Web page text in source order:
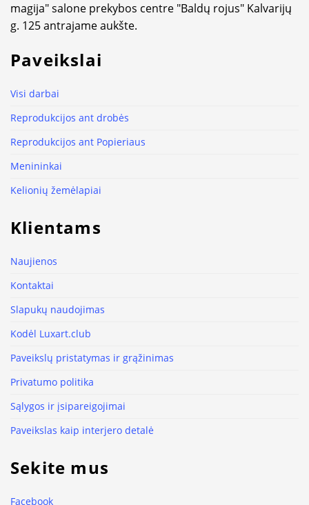
magija" salone prekybos centre "Baldų rojus" Kalvarijų
g. 125 antrajame aukšte.
Paveikslai
Visi darbai
Reprodukcijos ant drobės
Reprodukcijos ant Popieriaus
Menininkai
Kelionių žemėlapiai
Klientams
Naujienos
Kontaktai
Slapukų naudojimas
Kodėl Luxart.club
Paveikslų pristatymas ir grąžinimas
Privatumo politika
Sąlygos ir įsipareigojimai
Paveikslas kaip interjero detalė
Sekite mus
Facebook